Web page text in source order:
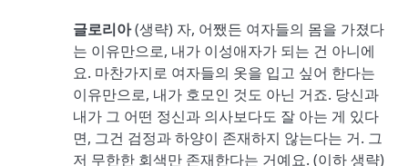
글로리아(생략) 자, 어쨌든 여자들의 몸을 가졌다
는 이유만으로, 내가 이성애자가 되는 건 아니에
요. 마찬가지로 여자들의 옷을 입고 싶어 한다는
이유만으로, 내가 호모인 것도 아닌 거죠. 당신과
내가 그 어떤 정신과 의사보다도 잘 아는 게 있다
면, 그건 검정과 하양이 존재하지 않는다는 거. 그
저 무한한 회색만 존재한다는 거예요. (이하 생략)